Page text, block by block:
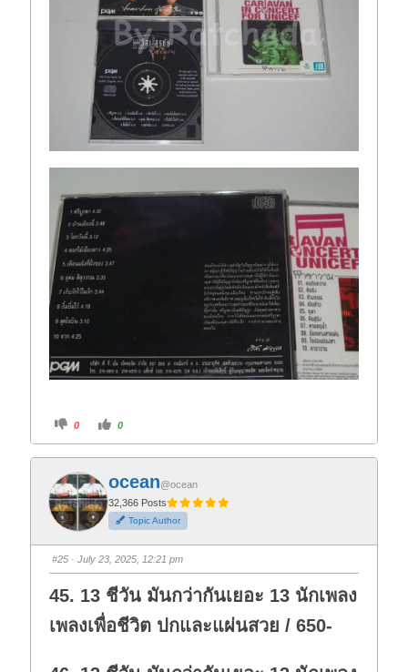
C
i
f
o
r
t
h
u
m
d
o
n
.
0
C
i
o
t
h
u
m
u
p
0
ocean@ocean
32,366 Posts
Topic Author
#25 · July 23, 2025, 12:21 pm
45. 13 ชีวัน มันกว่ากันเยอะ 13 นักเพลง
เพลงเพื่อชีวิต ปกและแผ่นสวย / 650-